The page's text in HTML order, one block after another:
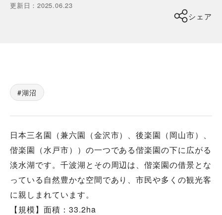
更新日 ：2025.06.23
シェア
湖沼
日本三名園（兼六園（金沢市）、後楽園（岡山市）、
偕楽園（水戸市））の一つである偕楽園の下に広がる
淡水湖です。千波湖とその周辺は、偕楽園の借景とな
っている自然豊かな空間であり、市民や多くの観光客
に親しまれています。
【規模】面積：33.2ha